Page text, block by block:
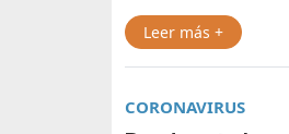
Leer más +
CORONAVIRUS